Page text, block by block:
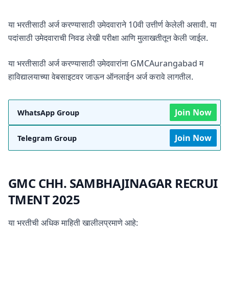
या भरतीसाठी अर्ज करण्यासाठी उमेदवाराने 10वी उत्तीर्ण केलेली असावी. या
पदांसाठी उमेदवाराची निवड लेखी परीक्षा आणि मुलाखतीतून केली जाईल.
या भरतीसाठी अर्ज करण्यासाठी उमेदवारांना GMCAurangabad म
हाविद्यालयाच्या वेबसाइटवर जाऊन ऑनलाईन अर्ज करावे लागतील.
WhatsApp Group Join Now
Telegram Group Join Now
GMC CHH. SAMBHAJINAGAR RECRUI
TMENT 2025
या भरतीची अधिक माहिती खालीलप्रमाणे आहे: